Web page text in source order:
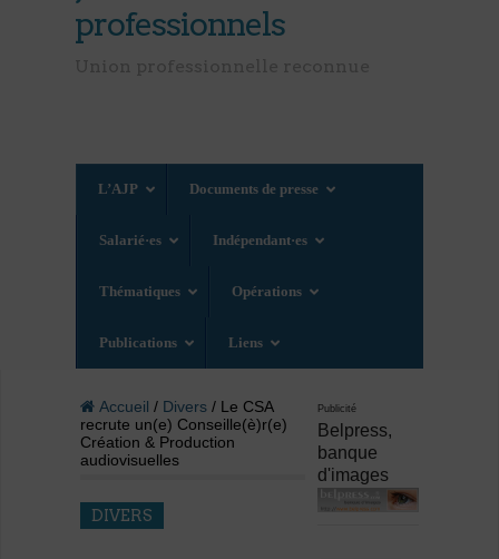
professionnels
L’AJP Documents de presse
Salarié·es Indépendant·es
Thématiques Opérations
Publications Liens
Accueil / Divers/ Le CSA
recrute un(e) Conseille(è)r(e)
Création & Production
audiovisuelles
DIVERS
Publicité
Belpress,
banque
d'images